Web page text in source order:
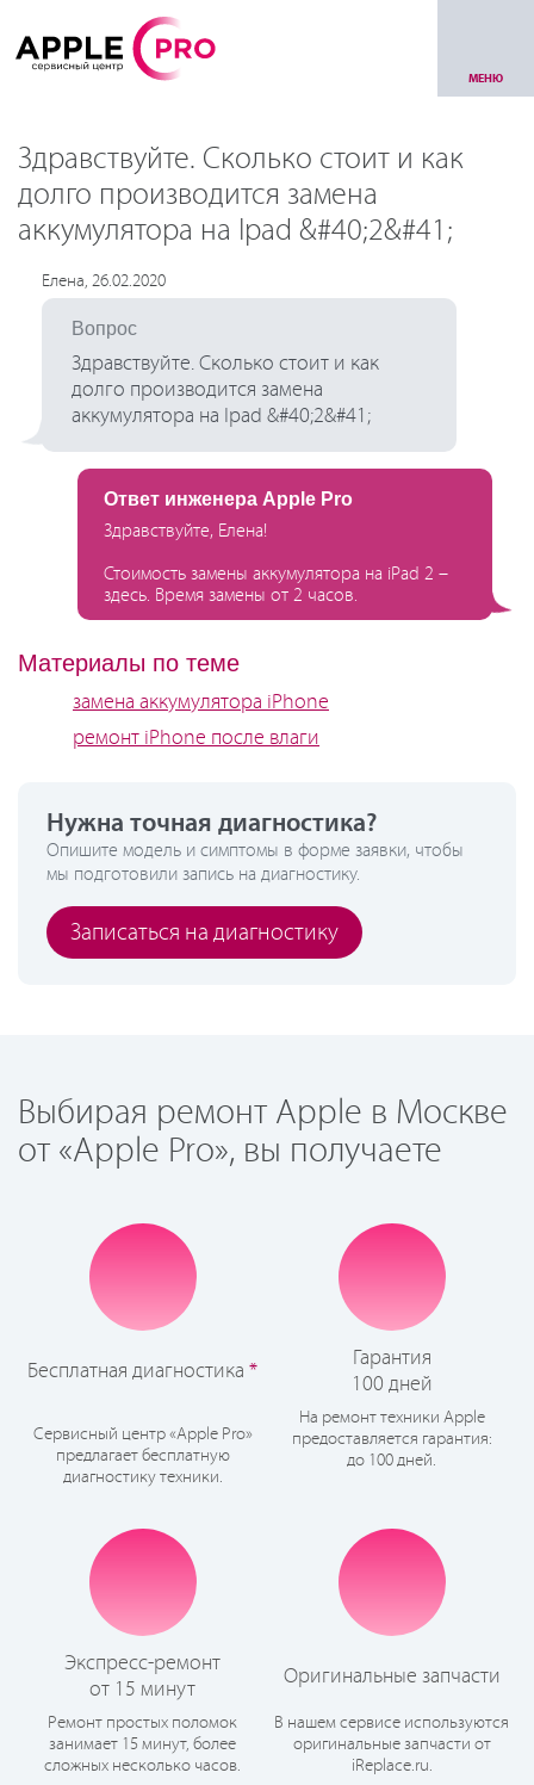
МЕНЮ
Здравствуйте. Сколько стоит и как
долго производится замена
аккумулятора на Ipad &#40;2&#41;
Елена, 26.02.2020
Вопрос
Здравствуйте. Сколько стоит и как
долго производится замена
аккумулятора на Ipad &#40;2&#41;
Ответ инженера Apple Pro
Здравствуйте, Елена!
Стоимость замены аккумулятора на iPad 2 –
здесь. Время замены от 2 часов.
Материалы по теме
замена аккумулятора iPhone
ремонт iPhone после влаги
Нужна точная диагностика?
Опишите модель и симптомы в форме заявки, чтобы
мы подготовили запись на диагностику.
Записаться на диагностику
Выбирая ремонт Apple в Москве
от «Apple Pro», вы получаете
Бесплатная диагностика *
Сервисный центр «Apple Pro»
предлагает бесплатную
диагностику техники.
Гарантия
100 дней
На ремонт техники Apple
предоставляется гарантия:
до 100 дней.
Экспресс-ремонт
от 15 минут
Ремонт простых поломок
занимает 15 минут, более
сложных несколько часов.
Оригинальные запчасти
В нашем сервисе используются
оригинальные запчасти от
iReplace.ru.